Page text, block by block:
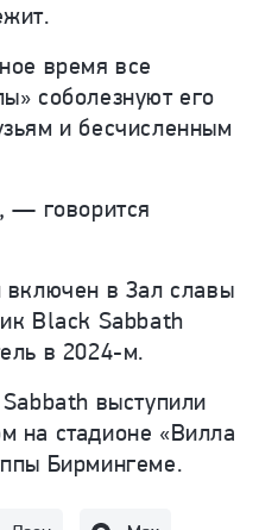
время все
соболезнуют его
и бесчисленным
— говорится
в Зал славы
Black Sabbath
в 2024-м.
выступили
на стадионе «Вилла
Бирмингеме.